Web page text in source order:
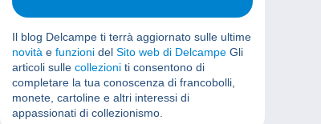
Il blog Delcampe ti terrà aggiornato sulle ultime
novità e funzioni del Sito web di Delcampe Gli
articoli sulle collezioni ti consentono di
completare la tua conoscenza di francobolli,
monete, cartoline e altri interessi di
appassionati di collezionismo.